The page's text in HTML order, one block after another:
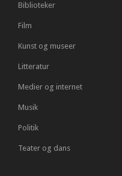
Biblioteker
Film
Kunst og museer
Litteratur
Medier og internet
Musik
Politik
Teater og dans